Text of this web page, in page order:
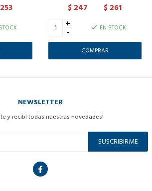
253
$ 247 $ 261
+
- EN STOCK
NEWSLETTER
y recibí todas nuestras novedades!
SUSCRIBIRME
